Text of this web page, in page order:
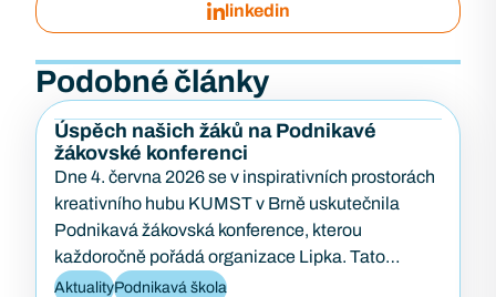
linkedin
Podobné články
Úspěch našich žáků na Podnikavé
žákovské konferenci
Dne 4. června 2026 se v inspirativních prostorách
kreativního hubu KUMST v Brně uskutečnila
Podnikavá žákovská konference, kterou
každoročně pořádá organizace Lipka. Tato
konference je zaměřena na podporu podnikavosti,
AktualityPodnikavá škola